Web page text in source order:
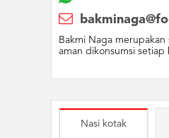
Bakmi Naga
aman dikonsumsi setiap
Nasi kotak